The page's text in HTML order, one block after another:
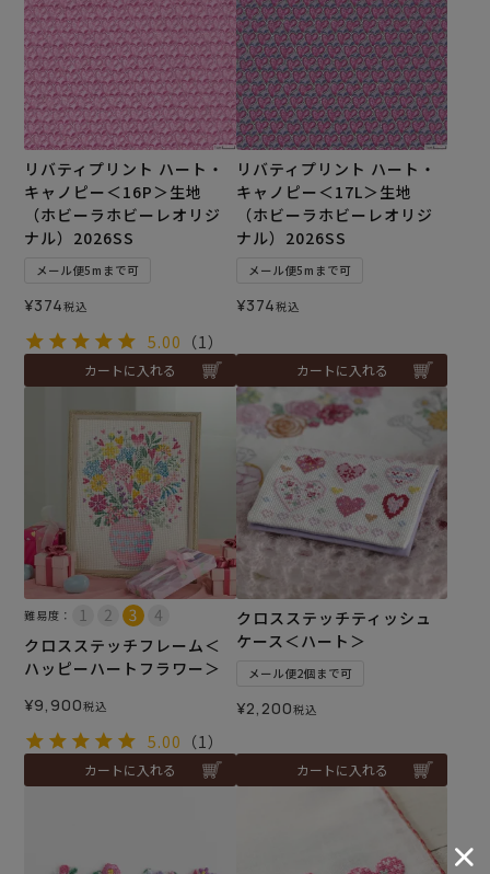
リバティプリント ハート・
キャノピー＜16P＞生地
（ホビーラホビーレオリジ
ナル）2026SS
メール便5mまで可
¥374税込
5.00 （1）
カートに入れる
リバティプリント ハート・
キャノピー＜17L＞生地
（ホビーラホビーレオリジ
ナル）2026SS
メール便5mまで可
¥374税込
カートに入れる
難易度：
クロスステッチフレーム＜
ハッピーハートフラワー＞
¥9,900税込
5.00 （1）
カートに入れる
クロスステッチティッシュ
ケース＜ハート＞
メール便2個まで可
¥2,200税込
カートに入れる